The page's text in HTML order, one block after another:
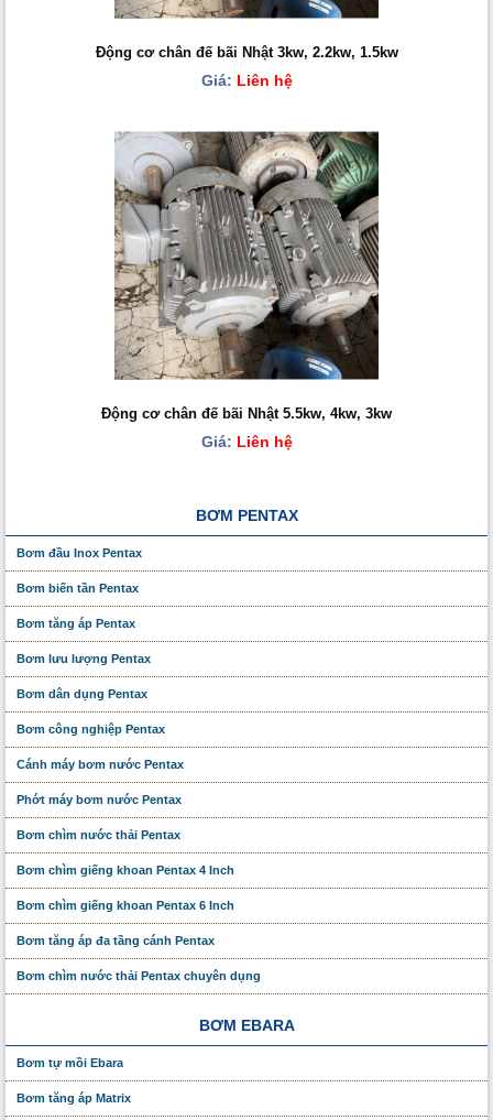
Động cơ chân đế bãi Nhật 3kw, 2.2kw, 1.5kw
Giá: Liên hệ
Động cơ chân đế bãi Nhật 5.5kw, 4kw, 3kw
Giá: Liên hệ
BƠM PENTAX
Bơm đầu Inox Pentax
Bơm biến tần Pentax
Bơm tăng áp Pentax
Bơm lưu lượng Pentax
Bơm dân dụng Pentax
Bơm công nghiệp Pentax
Cánh máy bơm nước Pentax
Phớt máy bơm nước Pentax
Bơm chìm nước thải Pentax
Bơm chìm giếng khoan Pentax 4 Inch
Bơm chìm giếng khoan Pentax 6 Inch
Bơm tăng áp đa tầng cánh Pentax
Bơm chìm nước thải Pentax chuyên dụng
BƠM EBARA
Bơm tự mồi Ebara
Bơm tăng áp Matrix